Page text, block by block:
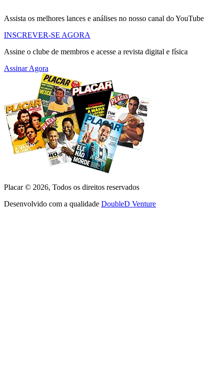
Assista os melhores lances e análises no nosso canal do YouTube
INSCREVER-SE AGORA
Assine o clube de membros e acesse a revista digital e física
Assinar Agora
Placar © 2026, Todos os direitos reservados
Desenvolvido com a qualidade DoubleD Venture